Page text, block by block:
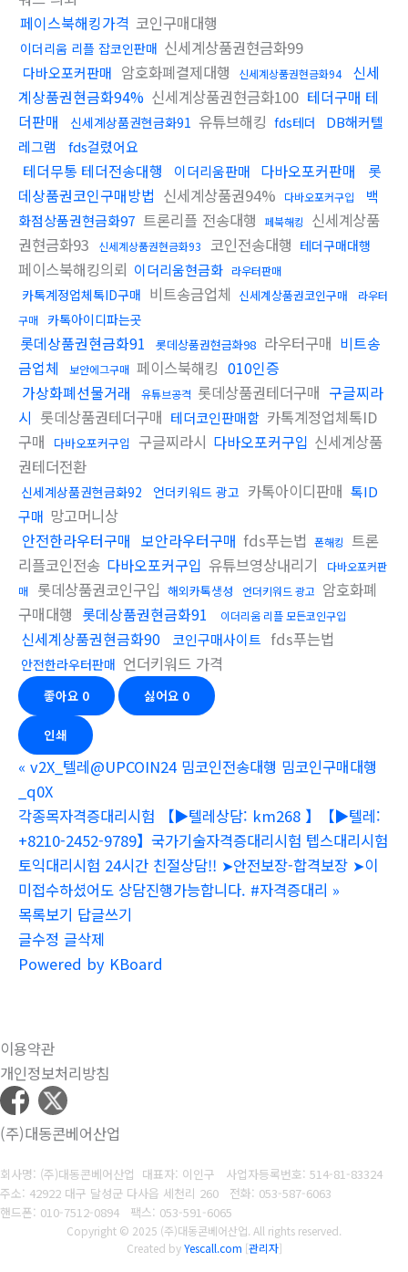
페이스북해킹가격 코인구매대행
이더리움 리플 잡코인판매 신세계상품권현금화99
다바오포커판매 암호화폐결제대행 신세계상품권현금화94
신세
계상품권현금화94% 신세계상품권현금화100 테더구매 테
더판매
신세계상품권현금화91 유튜브해킹 fds테더
DB해커텔
레그램
fds걸렸어요
테더무통 테더전송대행 이더리움판매 다바오포커판매
롯
데상품권코인구매방법 신세계상품권94% 다바오포커구입
백
화점상품권현금화97 트론리플 전송대행 페북해킹
신세계상품
권현금화93
신세계상품권현금화93 코인전송대행 테더구매대행
페이스북해킹의뢰 이더리움현금화 라우터판매
카톡계정업체톡ID구매 비트송금업체 신세계상품권코인구매
라우터
구매
카톡아이디파는곳
롯데상품권현금화91 롯데상품권현금화98 라우터구매 비트송
금업체
보안에그구매 페이스북해킹 010인증
가상화폐선물거래
유튜브공격 롯데상품권테더구매 구글찌라
시 롯데상품권테더구매 테더코인판매함 카톡계정업체톡ID
구매
다바오포커구입 구글찌라시 다바오포커구입 신세계상품
권테더전환
신세계상품권현금화92 언더키워드 광고 카톡아이디판매 톡ID
구매 망고머니상
안전한라우터구매 보안라우터구매 fds푸는법 폰해킹
트론
리플코인전송 다바오포커구입 유튜브영상내리기
다바오포커판
매
롯데상품권코인구입 해외카톡생성 언더키워드 광고 암호화폐
구매대행 롯데상품권현금화91 이더리움 리플 모든코인구입
신세계상품권현금화90 코인구매사이트 fds푸는법
안전한라우터판매 언더키워드 가격
좋아요 0 싫어요 0
인쇄
« v2X_텔레@UPCOIN24 밈코인전송대행 밈코인구매대행
_q0X
각종목자격증대리시험 【▶텔레상담: km268 】【▶텔레:
+8210-2452-9789】국가기술자격증대리시험 텝스대리시험
토익대리시험 24시간 친절상담!! ➤안전보장-합격보장 ➤이
미접수하셨어도 상담진행가능합니다. #자격증대리 »
목록보기 답글쓰기
글수정 글삭제
Powered by KBoard
이용약관
개인정보처리방침
(주)대동콘베어산업
회사명: (주)대동콘베어산업 대표자: 이인구 사업자등록번호: 514-81-83324
주소: 42922 대구 달성군 다사읍 세천리 260 전화: 053-587-6063
핸드폰: 010-7512-0894
팩스: 053-591-6065
Copyright © 2025 (주)대동콘베어산업. All rights reserved.
Created byYescall.com [관리자]